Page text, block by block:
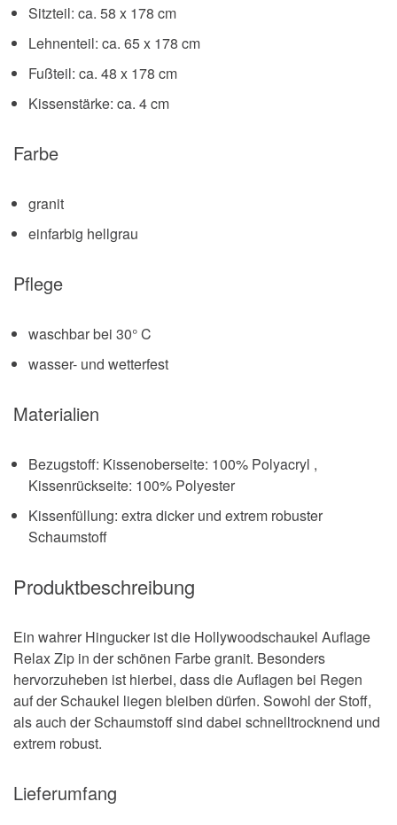
Sitzteil: ca. 58 x 178 cm
Lehnenteil: ca. 65 x 178 cm
Fußteil: ca. 48 x 178 cm
Kissenstärke: ca. 4 cm
Farbe
granit
einfarbig hellgrau
Pflege
waschbar bei 30° C
wasser- und wetterfest
Materialien
Bezugstoff: Kissenoberseite: 100% Polyacryl ,
Kissenrückseite: 100% Polyester
Kissenfüllung: extra dicker und extrem robuster
Schaumstoff
Produktbeschreibung
Ein wahrer Hingucker ist die Hollywoodschaukel Auflage
Relax Zip in der schönen Farbe granit. Besonders
hervorzuheben ist hierbei, dass die Auflagen bei Regen
auf der Schaukel liegen bleiben dürfen. Sowohl der Stoff,
als auch der Schaumstoff sind dabei schnelltrocknend und
extrem robust.
Lieferumfang